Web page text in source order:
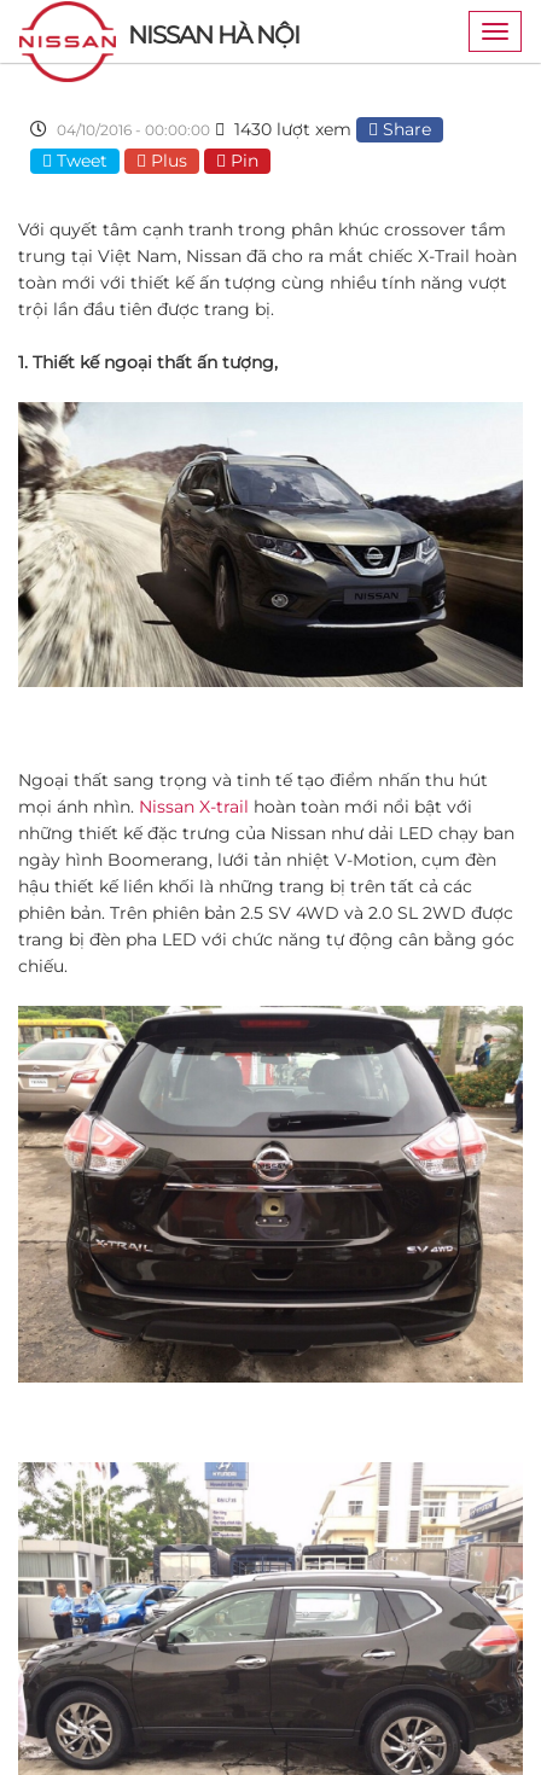
NISSAN HÀ NỘI
04/10/2016 - 00:00:00 1430 lượt xem
Share
Tweet
Plus Pin
Với quyết tâm cạnh tranh trong phân khúc crossover tầm
trung tại Việt Nam, Nissan đã cho ra mắt chiếc X-Trail hoàn
toàn mới với thiết kế ấn tượng cùng nhiều tính năng vượt
trội lần đầu tiên được trang bị.
1. Thiết kế ngoại thất ấn tượng,
Ngoại thất sang trọng và tinh tế tạo điểm nhấn thu hút
mọi ánh nhìn. Nissan X-trail hoàn toàn mới nổi bật với
những thiết kế đặc trưng của Nissan như dải LED chạy ban
ngày hình Boomerang, lưới tản nhiệt V-Motion, cụm đèn
hậu thiết kế liền khối là những trang bị trên tất cả các
phiên bản. Trên phiên bản 2.5 SV 4WD và 2.0 SL 2WD được
trang bị đèn pha LED với chức năng tự động cân bằng góc
chiếu.